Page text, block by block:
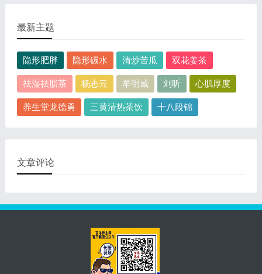
最新主题
隐形肥胖 隐形碳水 清炒苦瓜 双花姜茶
祛湿祛脂茶 杨志云 牟明威 刘昕 心肌厚度
养生堂龙德勇 三黄清热茶饮 十八段锦
文章评论